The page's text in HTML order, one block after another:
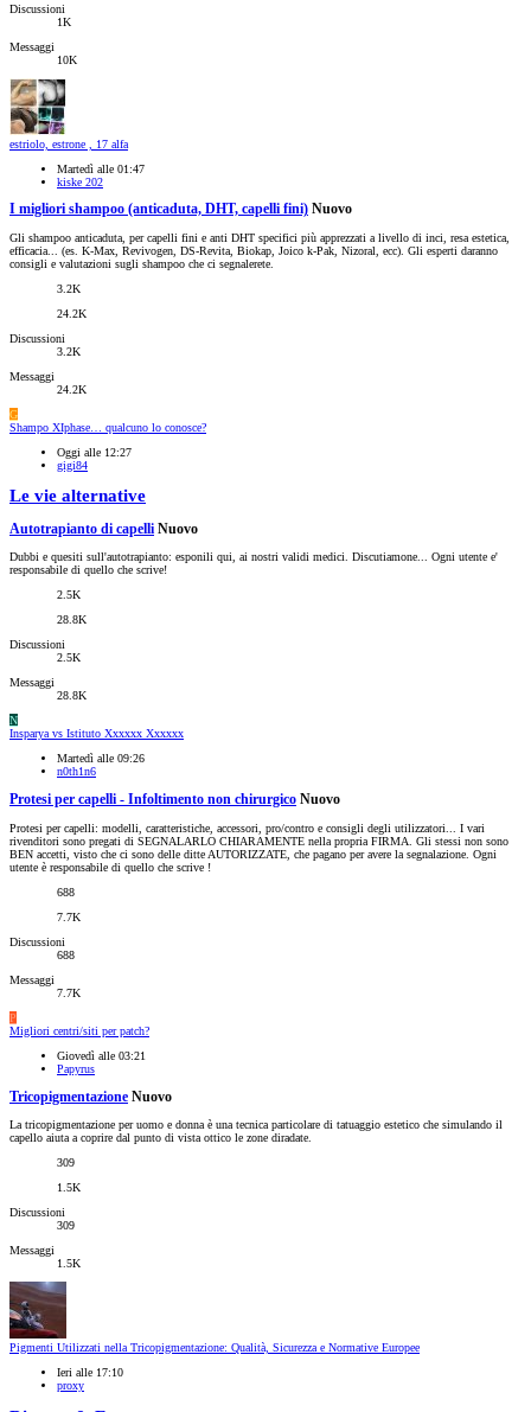
Discussioni
1K
Messaggi
10K
estriolo, estrone , 17 alfa
Martedì alle 01:47
kiske 202
I migliori shampoo (anticaduta, DHT, capelli fini) Nuovo
Gli shampoo anticaduta, per capelli fini e anti DHT specifici più apprezzati a livello di inci, resa estetica,
efficacia... (es. K-Max, Revivogen, DS-Revita, Biokap, Joico k-Pak, Nizoral, ecc). Gli esperti daranno
consigli e valutazioni sugli shampoo che ci segnalerete.
3.2K
24.2K
Discussioni
3.2K
Messaggi
24.2K
G
Shampo XIphase… qualcuno lo conosce?
Oggi alle 12:27
gigi84
Le vie alternative
Autotrapianto di capelli Nuovo
Dubbi e quesiti sull'autotrapianto: esponili qui, ai nostri validi medici. Discutiamone... Ogni utente e'
responsabile di quello che scrive!
2.5K
28.8K
Discussioni
2.5K
Messaggi
28.8K
N
Insparya vs Istituto Xxxxxx Xxxxxx
Martedì alle 09:26
n0th1n6
Protesi per capelli - Infoltimento non chirurgico Nuovo
Protesi per capelli: modelli, caratteristiche, accessori, pro/contro e consigli degli utilizzatori... I vari
rivenditori sono pregati di SEGNALARLO CHIARAMENTE nella propria FIRMA. Gli stessi non sono
BEN accetti, visto che ci sono delle ditte AUTORIZZATE, che pagano per avere la segnalazione. Ogni
utente è responsabile di quello che scrive !
688
7.7K
Discussioni
688
Messaggi
7.7K
P
Migliori centri/siti per patch?
Giovedì alle 03:21
Papyrus
Tricopigmentazione Nuovo
La tricopigmentazione per uomo e donna è una tecnica particolare di tatuaggio estetico che simulando il
capello aiuta a coprire dal punto di vista ottico le zone diradate.
309
1.5K
Discussioni
309
Messaggi
1.5K
Pigmenti Utilizzati nella Tricopigmentazione: Qualità, Sicurezza e Normative Europee
Ieri alle 17:10
proxy